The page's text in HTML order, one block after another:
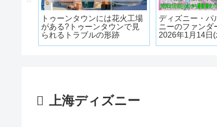
トゥーンタウンには花火工場
がある?トゥーンタウンで見
られるトラブルの形跡
ディズニー・パ
ニーのファンダ
2026年1月14日(
上海ディズニー